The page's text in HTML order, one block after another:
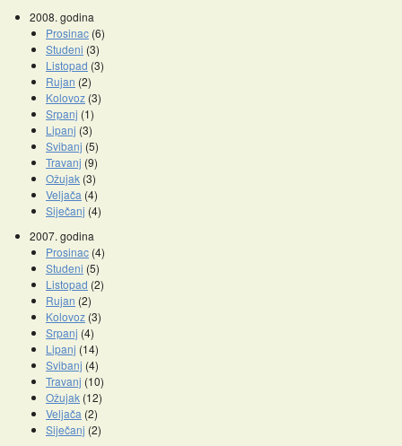
2008. godina
Prosinac (6)
Studeni (3)
Listopad (3)
Rujan (2)
Kolovoz (3)
Srpanj (1)
Lipanj (3)
Svibanj (5)
Travanj (9)
Ožujak (3)
Veljača (4)
Siječanj (4)
2007. godina
Prosinac (4)
Studeni (5)
Listopad (2)
Rujan (2)
Kolovoz (3)
Srpanj (4)
Lipanj (14)
Svibanj (4)
Travanj (10)
Ožujak (12)
Veljača (2)
Siječanj (2)